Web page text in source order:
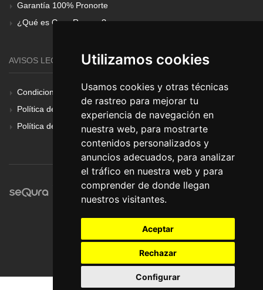
Utilizamos cookies
Usamos cookies y otras técnicas
de rastreo para mejorar tu
experiencia de navegación en
nuestra web, para mostrarte
contenidos personalizados y
anuncios adecuados, para analizar
el tráfico en nuestra web y para
comprender de donde llegan
nuestros visitantes.
Aceptar
Rechazar
Configurar
Garantía 100% Pronorte
¿Qué es Gear Renove?
AVISOS LEGALES
Condiciones Generales
Política de Cookies
Política de Privacidad